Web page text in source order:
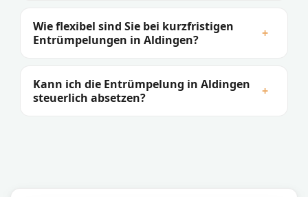
Wie flexibel sind Sie bei kurzfristigen
Entrümpelungen in Aldingen?
+
Kann ich die Entrümpelung in Aldingen
steuerlich absetzen?
+